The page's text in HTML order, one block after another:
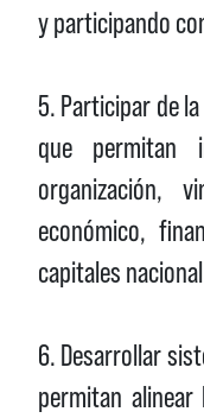
y participando
5. Participar de
que permitan
organización,
económico,
capitales
6. Desarrollar
permitan alinear